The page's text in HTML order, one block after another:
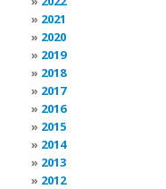
2021
2020
2019
2018
2017
2016
2015
2014
2013
2012